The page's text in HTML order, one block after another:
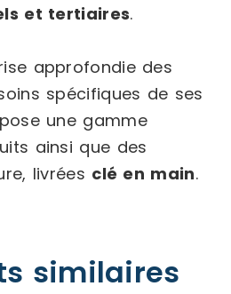
et tertiaires.
approfondie des
spécifiques de ses
une gamme
ainsi que des
livrées clé en main.
similaires